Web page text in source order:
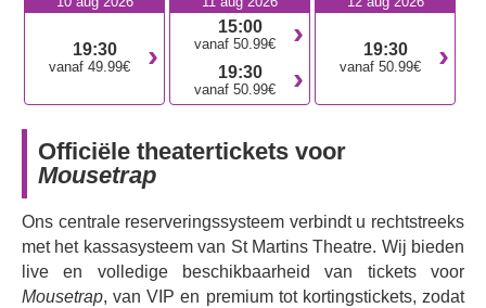
Een groep vreemdelingen, met een duister verleden,
wordt uitgenodigd naar een afgelegen landhuis, waar ze
tot hun grote schrik ontdekken dat er een moordenaar in
hun midden is. Een voor een onthullen de personages
hun ware identiteit totdat de moordenaar - en het motief -
wordt ontdekt.
Boek nu uw tickets voor dit uitstekende moordmysterie in
de stijl van de jaren 1930.
19:30
vanaf 49.99€
15:00
vanaf 50.99€
19:30
vanaf 50.99€
19:30
vanaf 50.99€
Officiële theatertickets voor
Mousetrap
Ons centrale reserveringssysteem verbindt u rechtstreeks
met het kassasysteem van St Martins Theatre. Wij bieden
live en volledige beschikbaarheid van tickets voor
Mousetrap, van VIP en premium tot kortingstickets, zodat